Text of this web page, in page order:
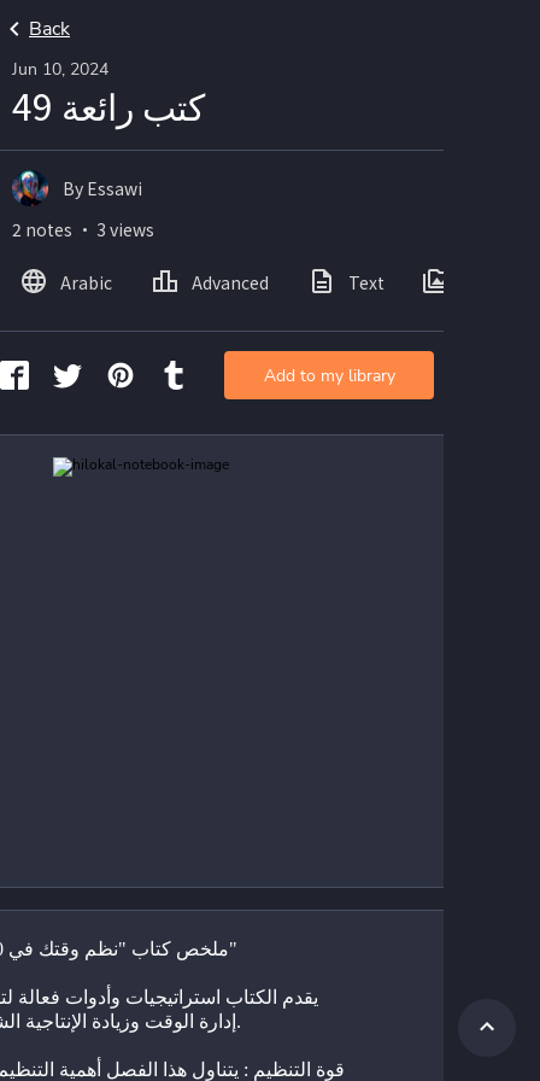
Back
Jun 10, 2024
كتب رائعة 49
ملخص كتاب "نظم وقتك في 60 ثانية"
إدارة الوقت وزيادة الإنتاجية الشخصية.
By Essawi
2 notes ・ 3 views
Arabic Advanced Text
Add to my library